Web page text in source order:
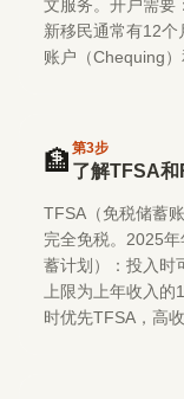
文服务。开户需要
新移民通常有12
账户（Chequing）
🏦 第3步
了解TFSA和
TFSA（免税储蓄
完全免税。2025
蓄计划）：投入时
上限为上年收入
时优先TFSA，高